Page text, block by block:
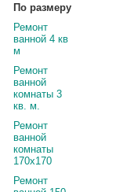
По размеру
Ремонт
ванной 4 кв
м
Ремонт
ванной
комнаты 3
кв. м.
Ремонт
ванной
комнаты
170х170
Ремонт